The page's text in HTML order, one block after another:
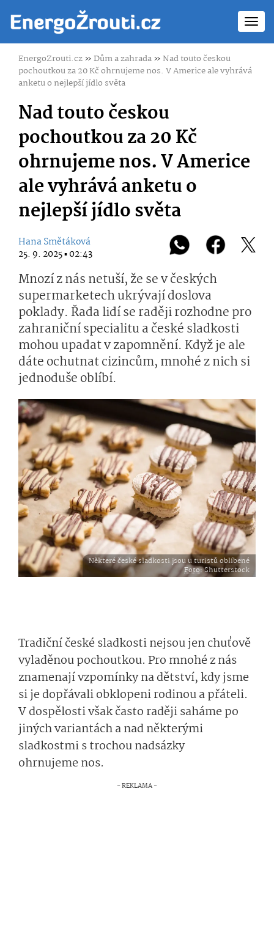
EnergoZrouti.cz»Dům a zahrada»Nad touto českou
pochoutkou za 20 Kč ohrnujeme nos. V Americe ale vyhrává
anketu o nejlepší jídlo světa
Nad touto českou
pochoutkou za 20 Kč
ohrnujeme nos. V Americe
ale vyhrává anketu o
nejlepší jídlo světa
Hana Smětáková
25. 9. 2025 ▪ 02:43
Mnozí z nás netuší, že se v českých
supermarketech ukrývají doslova
poklady. Řada lidí se raději rozhodne pro
zahraniční specialitu a české sladkosti
mohou upadat v zapomnění. Když je ale
dáte ochutnat cizincům, mnohé z nich si
jednoduše oblíbí.
Některé české sladkosti jsou u turistů oblíbené
Foto: Shutterstock
Tradiční české sladkosti nejsou jen chuťově
vyladěnou pochoutkou. Pro mnohé z nás
znamenají vzpomínky na dětství, kdy jsme
si je dopřávali obklopeni rodinou a přáteli.
V dospělosti však často raději saháme po
jiných variantách a nad některými
sladkostmi s trochou nadsázky
ohrnujeme nos.